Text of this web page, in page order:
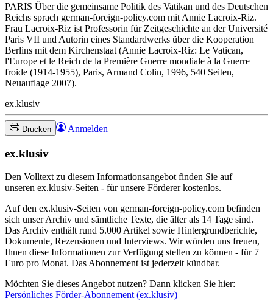
PARIS Über die gemeinsame Politik des Vatikan und des Deutschen
Reichs sprach german-foreign-policy.com mit Annie Lacroix-Riz.
Frau Lacroix-Riz ist Professorin für Zeitgeschichte an der Université
Paris VII und Autorin eines Standardwerks über die Kooperation
Berlins mit dem Kirchenstaat (Annie Lacroix-Riz: Le Vatican,
l'Europe et le Reich de la Première Guerre mondiale à la Guerre
froide (1914-1955), Paris, Armand Colin, 1996, 540 Seiten,
Neuauflage 2007).
ex.klusiv
Drucken Anmelden
ex.klusiv
Den Volltext zu diesem Informationsangebot finden Sie auf
unseren ex.klusiv-Seiten - für unsere Förderer kostenlos.
Auf den ex.klusiv-Seiten von german-foreign-policy.com befinden
sich unser Archiv und sämtliche Texte, die älter als 14 Tage sind.
Das Archiv enthält rund 5.000 Artikel sowie Hintergrundberichte,
Dokumente, Rezensionen und Interviews. Wir würden uns freuen,
Ihnen diese Informationen zur Verfügung stellen zu können - für 7
Euro pro Monat. Das Abonnement ist jederzeit kündbar.
Möchten Sie dieses Angebot nutzen? Dann klicken Sie hier:
Persönliches Förder-Abonnement (ex.klusiv)